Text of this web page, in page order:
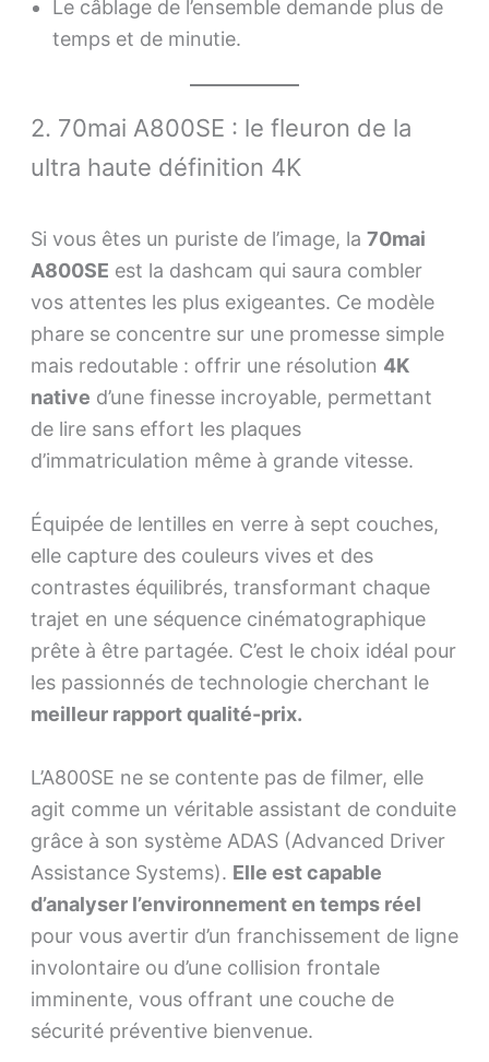
Le câblage de l’ensemble demande plus de
temps et de minutie.
2. 70mai A800SE : le fleuron de la
ultra haute définition 4K
Si vous êtes un puriste de l’image, la 70mai
A800SE est la dashcam qui saura combler
vos attentes les plus exigeantes. Ce modèle
phare se concentre sur une promesse simple
mais redoutable : offrir une résolution 4K
native d’une finesse incroyable, permettant
de lire sans effort les plaques
d’immatriculation même à grande vitesse.
Équipée de lentilles en verre à sept couches,
elle capture des couleurs vives et des
contrastes équilibrés, transformant chaque
trajet en une séquence cinématographique
prête à être partagée. C’est le choix idéal pour
les passionnés de technologie cherchant le
meilleur rapport qualité-prix.
L’A800SE ne se contente pas de filmer, elle
agit comme un véritable assistant de conduite
grâce à son système ADAS (Advanced Driver
Assistance Systems). Elle est capable
d’analyser l’environnement en temps réel
pour vous avertir d’un franchissement de ligne
involontaire ou d’une collision frontale
imminente, vous offrant une couche de
sécurité préventive bienvenue.